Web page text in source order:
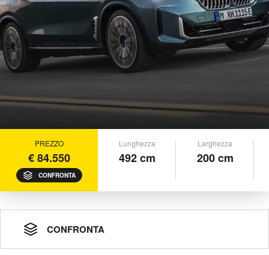
PREZZO
€ 84.550
CONFRONTA
Lunghezza
492 cm
Larghezza
200 cm
CONFRONTA